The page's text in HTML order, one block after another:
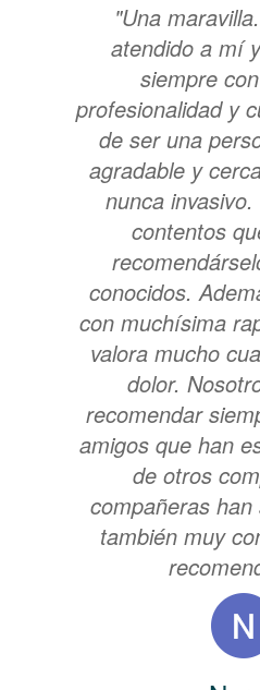
"Una
atendido a mí
siempre
profesionalidad y
de ser una
agradable y
nunca
contentos
conocidos.
con muchísima
valora mucho
dolor.
recomendar
amigos que han
de otros
compañeras
también muy